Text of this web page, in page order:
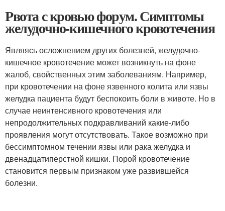
Рвота с кровью форум. Симптомы
желудочно-кишечного кровотечения
Являясь осложнением других болезней, желудочно-
кишечное кровотечение может возникнуть на фоне
жалоб, свойственных этим заболеваниям. Например,
при кровотечении на фоне язвенного колита или язвы
желудка пациента будут беспокоить боли в животе. Но в
случае неинтенсивного кровотечения или
непродолжительных подкравливаний какие-либо
проявления могут отсутствовать. Такое возможно при
бессимптомном течении язвы или рака желудка и
двенадцатиперстной кишки. Порой кровотечение
становится первым признаком уже развившейся
болезни.